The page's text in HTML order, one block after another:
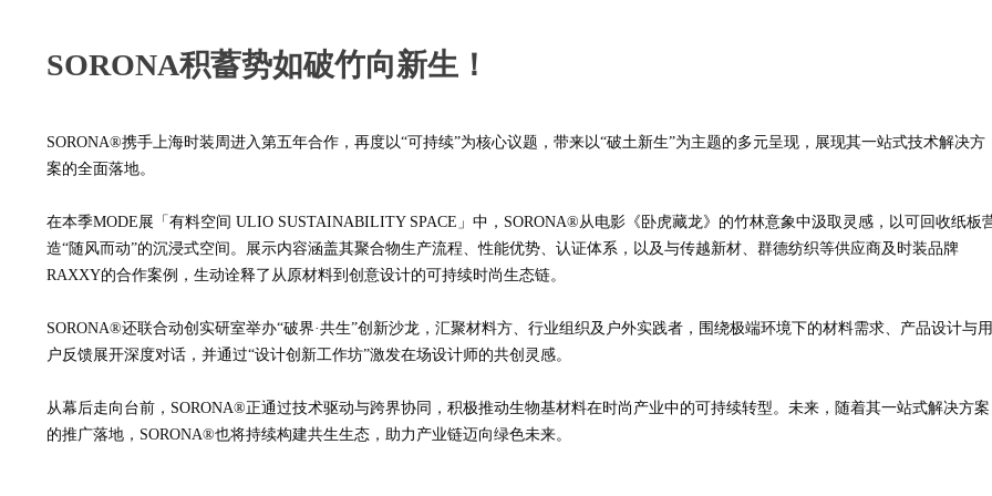
SORONA积蓄势如破竹向新生！
SORONA®携手上海时装周进入第五年合作，再度以“可持续”为核心议题，带来以“破土新生”为主题的多元呈现，展现其一站式技术解决方
案的全面落地。
在本季MODE展「有料空间 ULIO SUSTAINABILITY SPACE」中，SORONA®从电影《卧虎藏龙》的竹林意象中汲取灵感，以可回收纸板
造“随风而动”的沉浸式空间。展示内容涵盖其聚合物生产流程、性能优势、认证体系，以及与传越新材、群德纺织等供应商及时装品牌
RAXXY的合作案例，生动诠释了从原材料到创意设计的可持续时尚生态链。
SORONA®还联合动创实研室举办“破界·共生”创新沙龙，汇聚材料方、行业组织及户外实践者，围绕极端环境下的材料需求、产品设计与用
户反馈展开深度对话，并通过“设计创新工作坊”激发在场设计师的共创灵感。
从幕后走向台前， SORONA®正通过技术驱动与跨界协同，积极推动生物基材料在时尚产业中的可持续转型。未来，随着其一站式解决方案
的推广落地，SORONA®也将持续构建共生生态，助力产业链迈向绿色未来。